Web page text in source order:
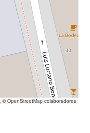
, ©OpenStreetMapcolaboradores